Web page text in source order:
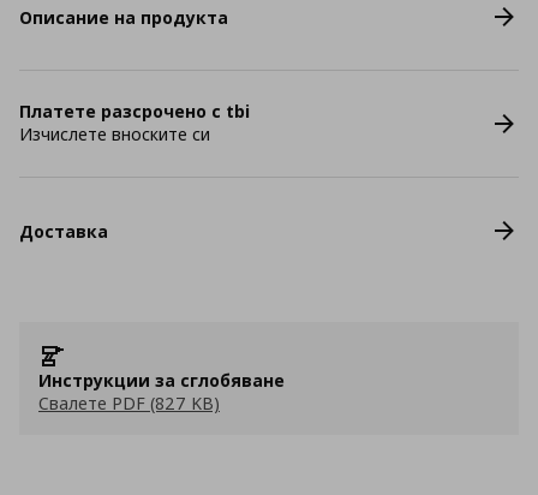
Описание на продукта
Платете разсрочено с tbi
Изчислете вноските си
Доставка
Инструкции за сглобяване
Свалете PDF (827 KB)